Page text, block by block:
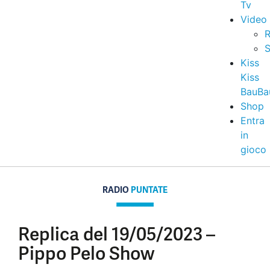
Tv
Video
Kiss
Kiss
Shop
Entra
in
gioco
RADIO PUNTATE
Replica del 19/05/2023 –
Pippo Pelo Show